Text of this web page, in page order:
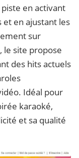
en activant
en ajustant les
sur
le site propose
des hits actuels
Idéal pour
karaoké,
et sa qualité